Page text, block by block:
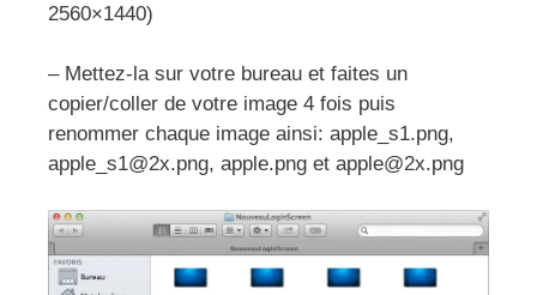
2560×1440)
– Mettez-la sur votre bureau et faites un
copier/coller de votre image 4 fois puis
renommer chaque image ainsi: apple_s1.png,
apple_s1@2x.png, apple.png et apple@2x.png